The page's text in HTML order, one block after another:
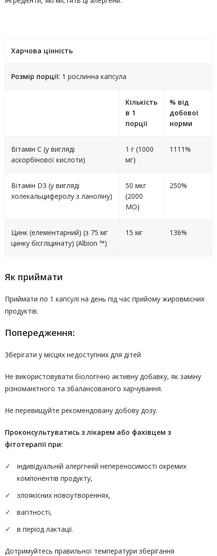
Харчова цінність
Розмір порції: 1 рослинна капсула
Кількість
в 1
порції
% від
добової
норми
Вітамін C (у вигляді
аскорбінової кислоти)
1 г (1000
мг)
1111%
Вітамін D3 (у вигляді
холекальциферолу з ланоліну)
50 мкг
(2000
МО)
250%
Цинк (елементарний) (з 75 мг
цинку бісгліцинату) (Albion ™)
15 мг 136%
Як приймати
Приймати по 1 капсулі на день під час прийому жировмісних
продуктів.
Попередження:
Зберігати у місцях недоступних для дітей
Не використовувати біологічно активну добавку, як заміну
різноманітного та збалансованого харчування.
Не перевищуйте рекомендовану добову дозу.
Проконсультуватись з лікарем або фахівцем з
фітотерапії при:
індивідуальній алергічній непереносимості окремих
компонентів продукту,
злоякісних новоутвореннях,
вагітності,
в період лактації.
Дотримуйтесь правильної температури зберігання